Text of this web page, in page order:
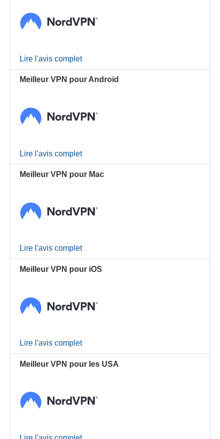
Lire l'avis complet
Meilleur VPN pour Android
Lire l'avis complet
Meilleur VPN pour Mac
Lire l'avis complet
Meilleur VPN pour iOS
Lire l'avis complet
Meilleur VPN pour les USA